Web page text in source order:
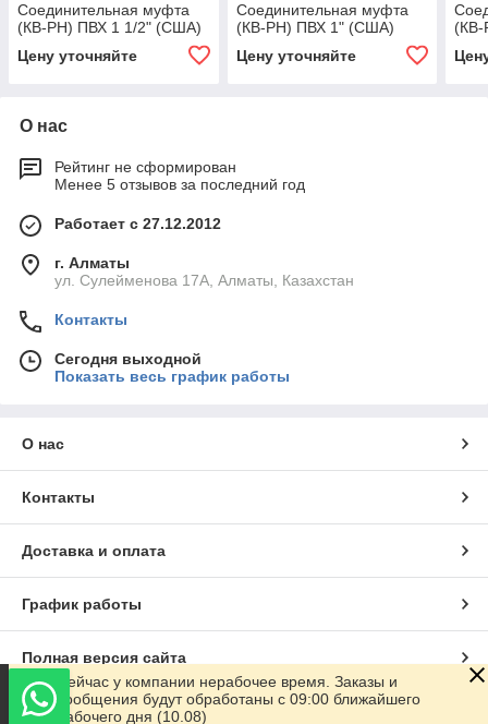
Соединительная муфта
(КВ-РН) ПВХ 1 1/2" (США)
Цену уточняйте
Соединительная муфта
(КВ-РН) ПВХ 1" (США)
Цену уточняйте
О нас
Рейтинг не сформирован
Менее 5 отзывов за последний год
Работает с 27.12.2012
г. Алматы
ул. Сулейменова 17А, Алматы, Казахстан
Контакты
Сегодня выходной
Показать весь график работы
О нас
Контакты
Доставка и оплата
График работы
Полная версия сайта
Сайт создан на маркетплейсе
Сейчас у компании нерабочее время. Заказы и
сообщения будут обработаны с 09:00 ближайшего
рабочего дня (10.08)